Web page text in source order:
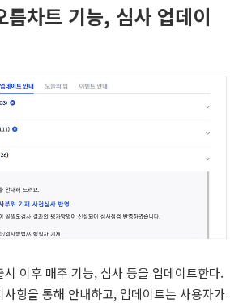
름차트 기능, 심사 업데이
이후 매주 기능, 심사 등을 업데이트한다.
사항을 통해 안내하고, 업데이트는 사용자가